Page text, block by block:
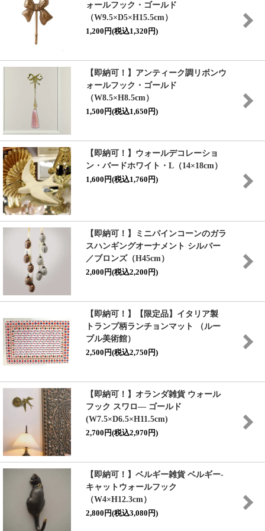
ォールフック・ゴールド
（W9.5×D5×H15.5cm）
1,200円(税込1,320円)
【即納可！】アンティーク調リボンウ
ォールフック・ゴールド
（W8.5×H8.5cm）
1,500円(税込1,650円)
【即納可！】ウォールデコレーショ
ン・バードホワイト・L（14×18cm）
1,600円(税込1,760円)
【即納可！】ミニパインコーンのガラ
スハンギングオーナメント シルバー
／ブロンズ（H45cm）
2,000円(税込2,200円)
【即納可！】【限定品】イタリア製
トランプ柄ランチョンマット （ルー
ブル美術館）
2,500円(税込2,750円)
【即納可！】オランダ雑貨 ウォール
フック スワロ― ゴールド
(W7.5×D6.5×H11.5cm)
2,700円(税込2,970円)
【即納可！】ベルギー雑貨 ベルギー-
キャットウォールフック
（W4×H12.3cm）
2,800円(税込3,080円)